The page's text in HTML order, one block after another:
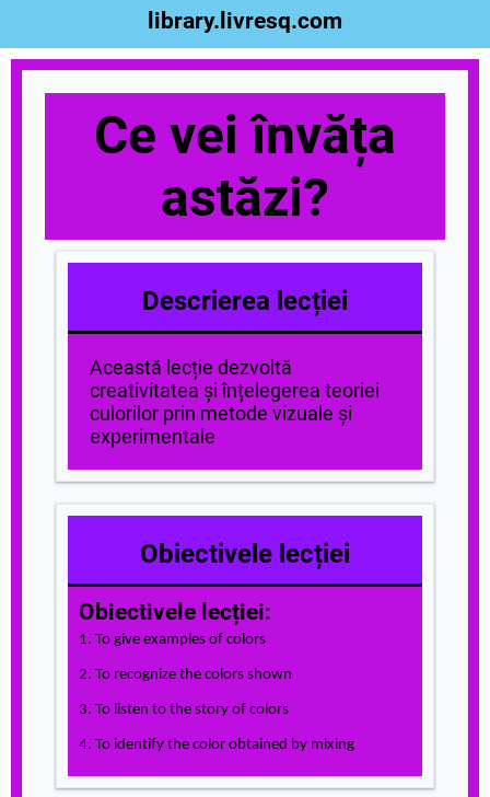
library.livresq.com
Ce vei învăța
astăzi?
Descrierea lecției
Această lecție dezvoltă
creativitatea și înțelegerea teoriei
culorilor prin metode vizuale și
experimentale
Obiectivele lecției
Obiectivele lecției:
1. To give examples of colors
2. To recognize the colors shown
3. To listen to the story of colors
4. To identify the color obtained by mixing